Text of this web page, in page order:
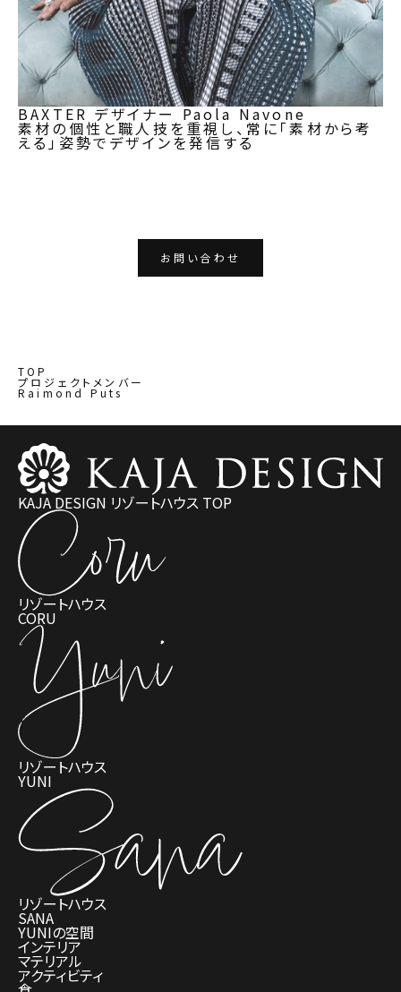
BAXTER デザイナー Paola Navone
素材の個性と職人技を重視し、常に「素材から考
える」姿勢でデザインを発信する
お問い合わせ
TOP
プロジェクトメンバー
Raimond Puts
KAJA DESIGN リゾートハウス TOP
リゾートハウス
CORU
リゾートハウス
YUNI
リゾートハウス
SANA
YUNIの空間
インテリア
マテリアル
アクティビティ